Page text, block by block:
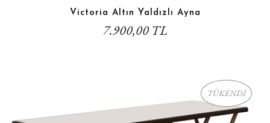
Victoria Altın Yaldızlı Ayna
7.900,00 TL
TÜKENDİ